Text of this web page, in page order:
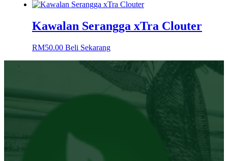
Kawalan Serangga xTra Clouter
RM50.00 Beli Sekarang